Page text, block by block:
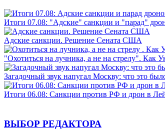
Итоги 07.08: "Адские" санкции и "парад"
Адские санкции. Решение Сената США
"Охотиться на лучника, а не на стрелу". Как
Загадочный звук напугал Москву: что это
Итоги 06.08: Санкции против РФ и дрон в
ВЫБОР РЕДАКТОРА